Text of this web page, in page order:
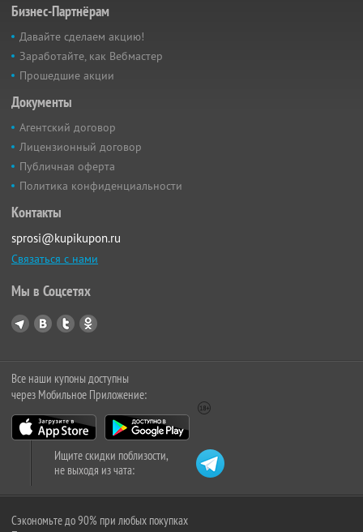
Бизнес-Партнёрам
Давайте сделаем акцию!
Заработайте, как Вебмастер
Прошедшие акции
Документы
Агентский договор
Лицензионный договор
Публичная оферта
Политика конфиденциальности
Контакты
sprosi@kupikupon.ru
Связаться с нами
Мы в Соцсетях
Все наши купоны доступны
через Мобильное Приложение:
Ищите скидки поблизости,
не выходя из чата:
Сэкономьте до 90% при любых покупках